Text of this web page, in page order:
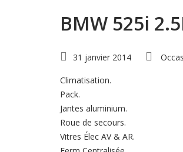
BMW 525i
31 janvier 2014
Climatisation.
Pack.
Jantes aluminium.
Roue de secours.
Vitres Élec AV & AR.